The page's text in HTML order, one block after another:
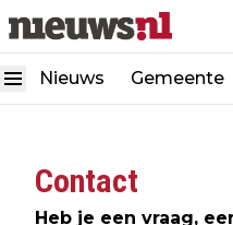
Nieuws Gemeente
Contact
Heb je een vraag,